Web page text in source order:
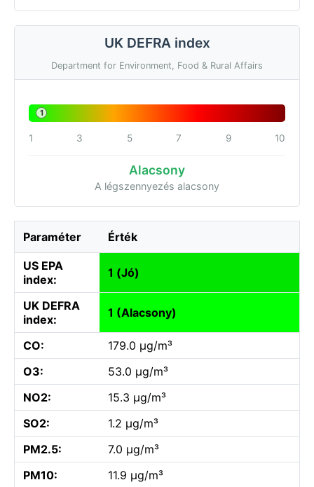
UK DEFRA index
Department for Environment, Food & Rural Affairs
1
1 3 5 7 9 10
Alacsony
A légszennyezés alacsony
Paraméter Érték
US EPA
index:
1 (Jó)
UK DEFRA
index:
1 (Alacsony)
CO:
179.0 µg/m³
O3:
53.0 µg/m³
NO2:
15.3 µg/m³
SO2:
1.2 µg/m³
PM2.5:
7.0 µg/m³
PM10:
11.9 µg/m³